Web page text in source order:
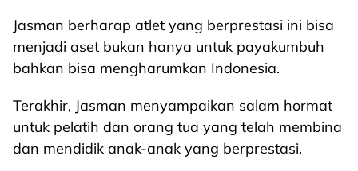
Jasman berharap atlet yang berprestasi ini bisa
menjadi aset bukan hanya untuk payakumbuh
bahkan bisa mengharumkan Indonesia.
Terakhir, Jasman menyampaikan salam hormat
untuk pelatih dan orang tua yang telah membina
dan mendidik anak-anak yang berprestasi.